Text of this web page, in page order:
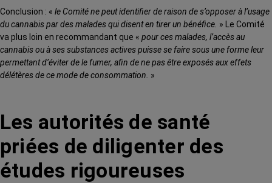
Conclusion : « le Comité ne peut identifier de raison de s’opposer à l’usage
du cannabis par des malades qui disent en tirer un bénéfice. » Le Comité
va plus loin en recommandant que « pour ces malades, l’accès au
cannabis ou à ses substances actives puisse se faire sous une forme leur
permettant d’éviter de le fumer, afin de ne pas être exposés aux effets
délétères de ce mode de consommation. »
Les autorités de santé
priées de diligenter des
études rigoureuses